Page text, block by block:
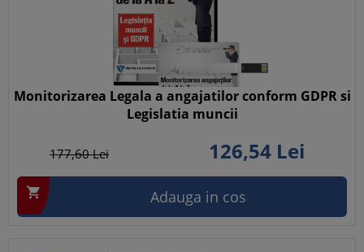
Monitorizarea Legala a angajatilor conform GDPR si
Legislatia muncii
177,60Lei 126,54Lei
 Adauga in cos